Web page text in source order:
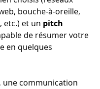
bouche-à-oreille,
etc.) et un pitch
de résumer votre
en quelques
une communication